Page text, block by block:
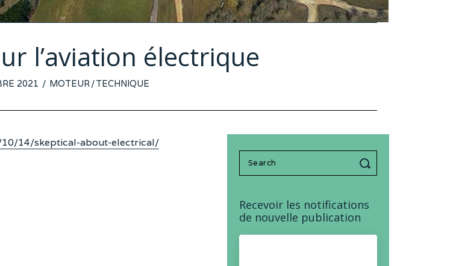
l’aviation électrique
2021 16
2021
MOTEUR /TECHNIQUE
14/skeptical-about-electrical/
Search
for:
Recevoir les notifications
de nouvelle publication